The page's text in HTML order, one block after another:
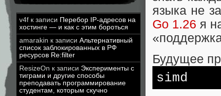
v4f к записи Перебор IP-адресов на
хостинге — и как с этим бороться
amarakin к записи Альтернативный
список заблокированных в РФ
ресурсов Re:filter
ResizeOn к записи Эксперименты с
тиграми и другие способы
преподавать программирование
студентам, которым скучно
языка не
Go 1.26 я
Будущее
simd